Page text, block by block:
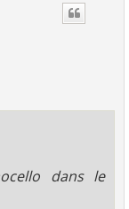
dans le